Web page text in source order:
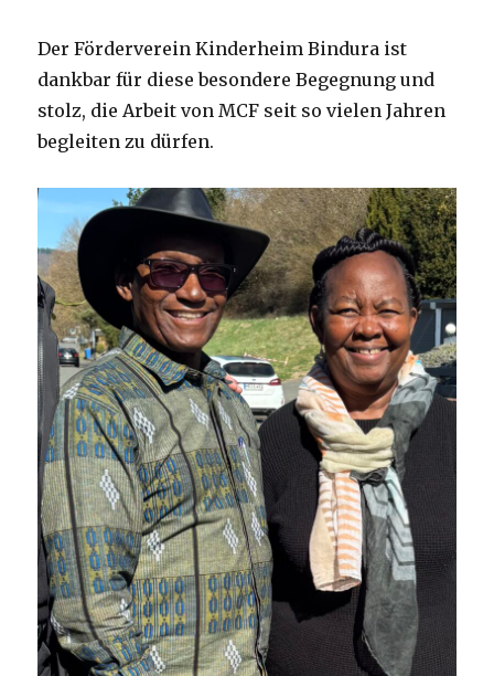
Der Förderverein Kinderheim Bindura ist
dankbar für diese besondere Begegnung und
stolz, die Arbeit von MCF seit so vielen Jahren
begleiten zu dürfen.